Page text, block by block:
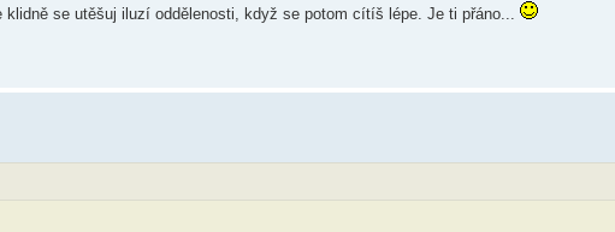
se utěšuj iluzí oddělenosti, když se potom cítíš lépe. Je ti přáno...